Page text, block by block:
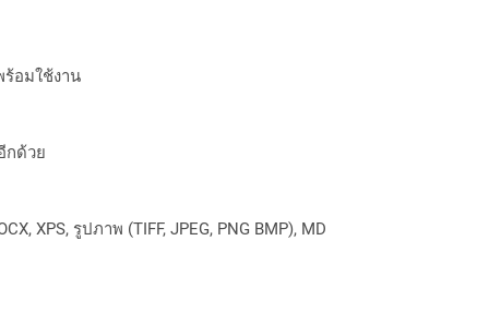
ร้อมใช้งาน
กด้วย
รูปภาพ (TIFF, JPEG, PNG BMP), MD